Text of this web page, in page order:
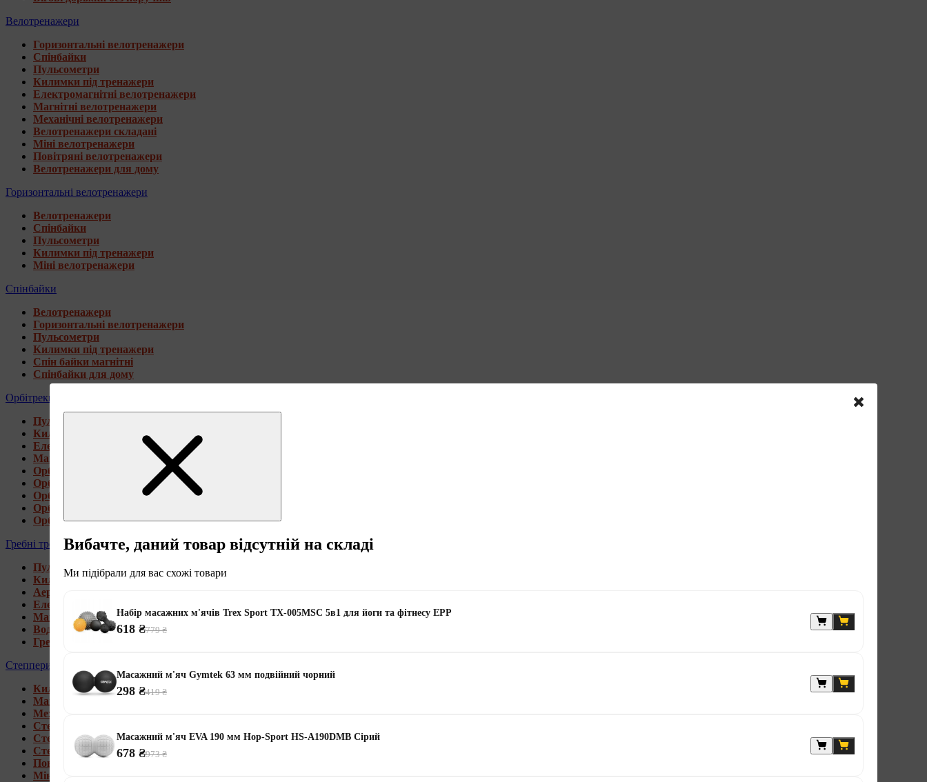
Велотренажери
Горизонтальні велотренажери
Спінбайки
Пульсометри
Килимки під тренажери
Електромагнітні велотренажери
Магнітні велотренажери
Механічні велотренажери
Велотренажери складані
Міні велотренажери
Повітряні велотренажери
Велотренажери для дому
Горизонтальні велотренажери
Велотренажери
Спінбайки
Пульсометри
Килимки під тренажери
Міні велотренажери
Спінбайки
Велотренажери
Горизонтальні велотренажери
Пульсометри
Килимки під тренажери
Спін байки магнітні
Спінбайки для дому
Орбітреки
Пульсометри
Килимки під тренажери
Електромагнітні орбітреки
Магнітні орбітреки
Орбітреки передньоприводні
Орбітреки задньоприводні
Орбітреки для високих користувачів
Орбітреки генераторні
Орбітреки для дому
Гребні тренажери
Пульсометри
Килимки під тренажери
Аеромагнітні гребні тренажери
Електромагнітні гребні тренажери
Магнітні гребні тренажери
Водні гребні тренажери
Гребні тренажери для дому
Степпери
Килимки під тренажери
Магнітні степпери
Механічні степпери
Степпери зі стійкою
Степпери з еспандерами
Степпери з рукоятками
Поворотні степпери
Міні степпери
Вибачте, даний товар відсутній на складі
Ми підібрали для вас схожі товари
Набір масажних м'ячів Trex Sport TX-005MSC 5в1 для йоги та фітнесу EPP
618 ₴779 ₴
Масажний м'яч Gymtek 63 мм подвійний чорний
298 ₴419 ₴
Масажний м'яч EVA 190 мм Hop-Sport HS-A190DMB Сірий
678 ₴973 ₴